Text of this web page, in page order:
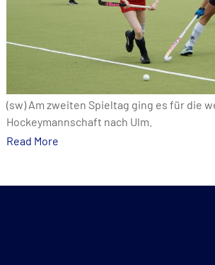
(sw) Am zweiten Spieltag ging es für die
Hockeymannschaft nach Ulm.
Read More